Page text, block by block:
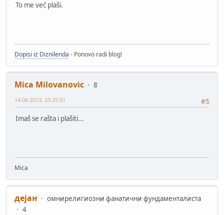
To me već plaši.
Dopisi iz Diznilenda - Ponovo radi blog!
Mica Milovanovic
8
#5
14-06-2013, 23:25:51
Imaš se rašta i plašiti...
Mica
дејан
омнирелигиозни фанатични фундаменталиста
4